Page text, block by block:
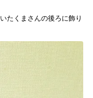
たくまさんの後ろに飾り